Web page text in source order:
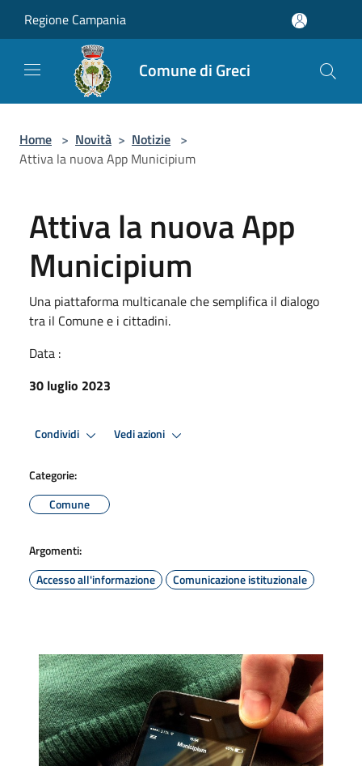
Regione Campania
Comune di Greci
Home > Novità > Notizie >
Attiva la nuova App Municipium
Attiva la nuova App
Municipium
Una piattaforma multicanale che semplifica il dialogo
tra il Comune e i cittadini.
Data :
30 luglio 2023
Condividi Vedi azioni
Categorie:
Comune
Argomenti:
Accesso all'informazione
Comunicazione istituzionale